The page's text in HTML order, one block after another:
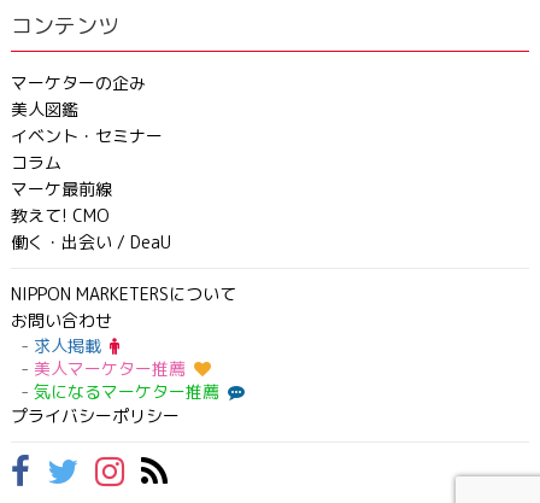
コンテンツ
マーケターの企み
美人図鑑
イベント・セミナー
コラム
マーケ最前線
教えて! CMO
働く・出会い / DeaU
NIPPON MARKETERSについて
お問い合わせ
求人掲載
美人マーケター推薦
気になるマーケター推薦
プライバシーポリシー